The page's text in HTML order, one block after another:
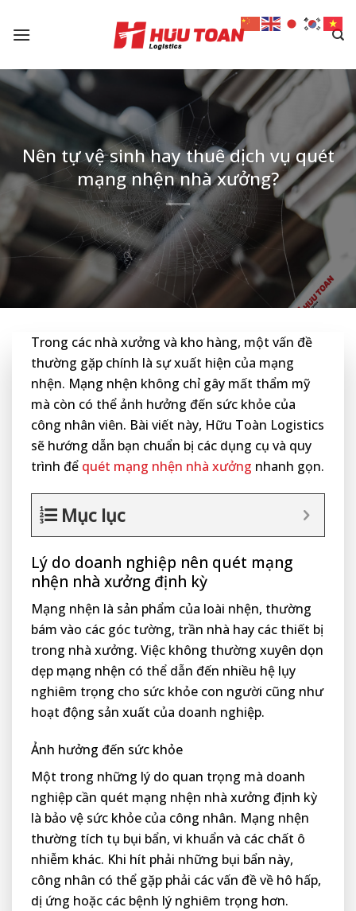
Nên tự vệ sinh hay thuê dịch vụ quét
mạng nhện nhà xưởng?
Trong các nhà xưởng và kho hàng, một vấn đề
thường gặp chính là sự xuất hiện của mạng
nhện. Mạng nhện không chỉ gây mất thẩm mỹ
mà còn có thể ảnh hưởng đến sức khỏe của
công nhân viên. Bài viết này, Hữu Toàn Logistics
sẽ hướng dẫn bạn chuẩn bị các dụng cụ và quy
trình để quét mạng nhện nhà xưởng nhanh gọn.
Mục lục
Lý do doanh nghiệp nên quét mạng
nhện nhà xưởng định kỳ
Mạng nhện là sản phẩm của loài nhện, thường
bám vào các góc tường, trần nhà hay các thiết bị
trong nhà xưởng. Việc không thường xuyên dọn
dẹp mạng nhện có thể dẫn đến nhiều hệ lụy
nghiêm trọng cho sức khỏe con người cũng như
hoạt động sản xuất của doanh nghiệp.
Ảnh hưởng đến sức khỏe
Một trong những lý do quan trọng mà doanh
nghiệp cần quét mạng nhện nhà xưởng định kỳ
là bảo vệ sức khỏe của công nhân. Mạng nhện
thường tích tụ bụi bẩn, vi khuẩn và các chất ô
nhiễm khác. Khi hít phải những bụi bẩn này,
công nhân có thể gặp phải các vấn đề về hô hấp,
dị ứng hoặc các bệnh lý nghiêm trọng hơn.